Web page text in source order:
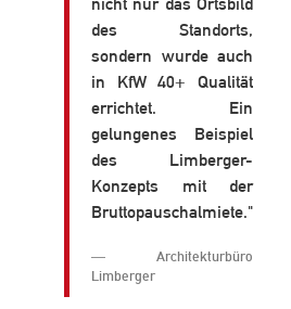
des Standorts,
sondern wurde auch
in KfW 40+ Qualität
errichtet. Ein
gelungenes Beispiel
des Limberger-
Konzepts mit der
Bruttopauschalmiete."
Architekturbüro
Limberger